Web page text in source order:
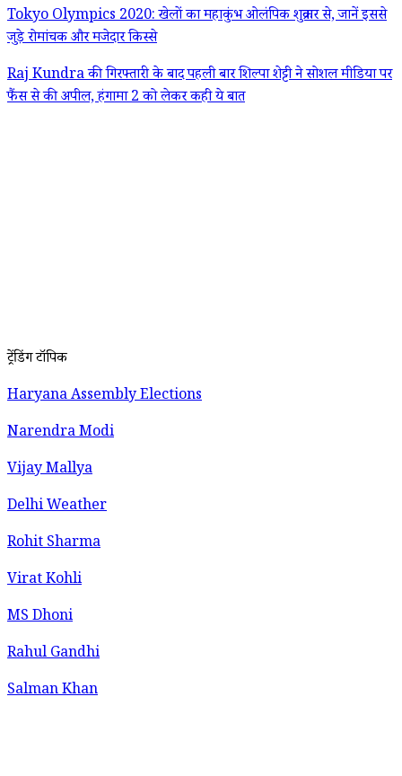
Tokyo Olympics 2020: खेलों का महाकुंभ ओलंपिक शुक्रवार से, जानें इससे
जुड़े रोमांचक और मजेदार किस्से
Raj Kundra की गिरफ्तारी के बाद पहली बार शिल्पा शेट्टी ने सोशल मीडिया पर
फैंस से की अपील, हंगामा 2 को लेकर कही ये बात
ट्रेंडिंग टॉपिक
Haryana Assembly Elections
Narendra Modi
Vijay Mallya
Delhi Weather
Rohit Sharma
Virat Kohli
MS Dhoni
Rahul Gandhi
Salman Khan